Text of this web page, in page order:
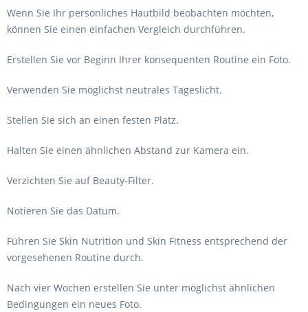
Wenn Sie Ihr persönliches Hautbild beobachten möchten,
können Sie einen einfachen Vergleich durchführen.
Erstellen Sie vor Beginn Ihrer konsequenten Routine ein Foto.
Verwenden Sie möglichst neutrales Tageslicht.
Stellen Sie sich an einen festen Platz.
Halten Sie einen ähnlichen Abstand zur Kamera ein.
Verzichten Sie auf Beauty-Filter.
Notieren Sie das Datum.
Führen Sie Skin Nutrition und Skin Fitness entsprechend der
vorgesehenen Routine durch.
Nach vier Wochen erstellen Sie unter möglichst ähnlichen
Bedingungen ein neues Foto.